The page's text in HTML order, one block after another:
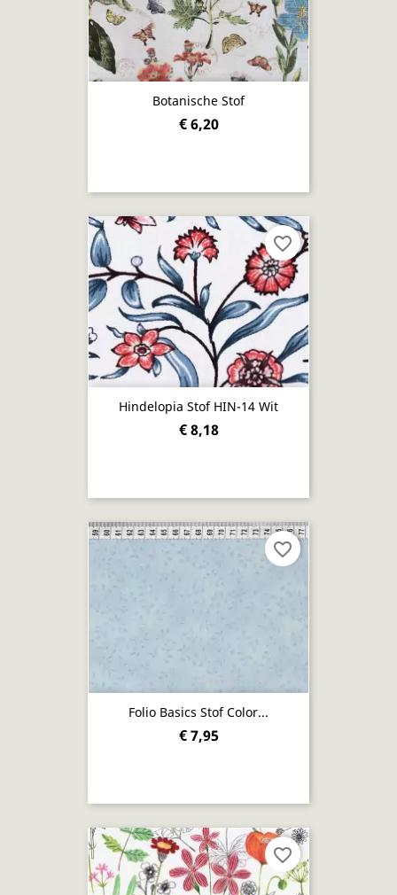
Botanische Stof
€ 6,20
Hindelopia Stof HIN-14 Wit
€ 8,18
favorite_border
Folio Basics Stof Color...
€ 7,95
favorite_border
favorite_border